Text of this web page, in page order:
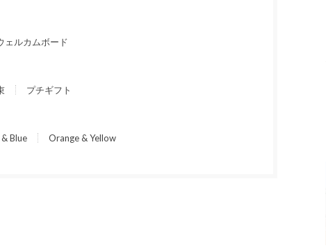
ェルカムボード
プチギフト
Blue Orange & Yellow